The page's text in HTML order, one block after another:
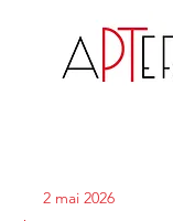
2 mai 2026